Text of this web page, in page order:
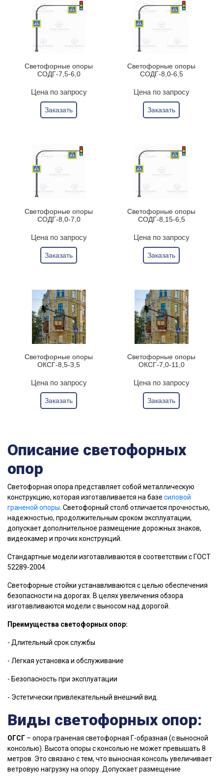
Светофорные опоры
СОДГ-7,5-6,0
Цена по запросу
Заказать
Светофорные опоры
СОДГ-8,0-6,5
Цена по запросу
Заказать
Светофорные опоры
СОДГ-8,0-7,0
Цена по запросу
Заказать
Светофорные опоры
СОДГ-8,15-6,5
Цена по запросу
Заказать
Светофорные опоры
ОКСГ-8,5-3,5
Цена по запросу
Заказать
Светофорные опоры
ОКСГ-7,0-11,0
Цена по запросу
Заказать
Описание светофорных
опор
Светофорная опора представляет собой металлическую
конструкцию, которая изготавливается на базе силовой
граненой опоры . Светофорный столб отличается прочностью,
надежностью, продолжительным сроком эксплуатации,
допускает дополнительное размещение дорожных знаков,
видеокамер и прочих конструкций.
Стандартные модели изготавливаются в соответствии с ГОСТ
52289-2004.
Светофорные стойки устанавливаются с целью обеспечения
безопасности на дорогах. В целях увеличения обзора
изготавливаются модели с выносом над дорогой.
Преимущества светофорных опор:
- Длительный срок службы
- Легкая установка и обслуживание
- Безопасность при эксплуатации
- Эстетически привлекательный внешний вид.
Виды светофорных опор:
ОГСГ – опора граненая светофорная Г-образная (с выносной
консолью). Высота опоры с консолью не может превышать 8
метров. Это связано с тем, что выносная консоль увеличивает
ветровую нагрузку на опору. Допускает размещение